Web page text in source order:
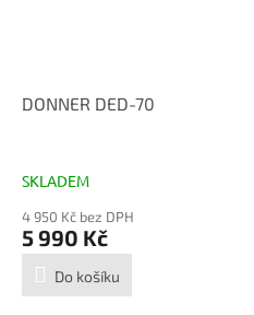
DONNER DED-70
SKLADEM
4 950 Kč bez DPH
5 990 Kč
Do košíku